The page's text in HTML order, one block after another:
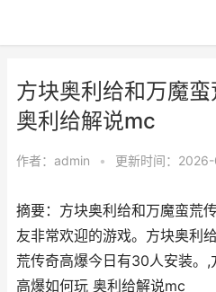
方块奥利给和万魔
奥利给解说mc
作者： admin • 更新时间：
摘要：方块奥利给和万魔蛮荒
友非常欢迎的游戏。方块奥利
荒传奇高爆今日有30人安装。
高爆如何玩 奥利给解说mc